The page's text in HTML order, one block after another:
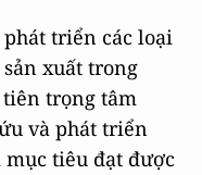
triển các loại
xuất trong
trọng tâm
và phát triển
mục tiêu đạt được